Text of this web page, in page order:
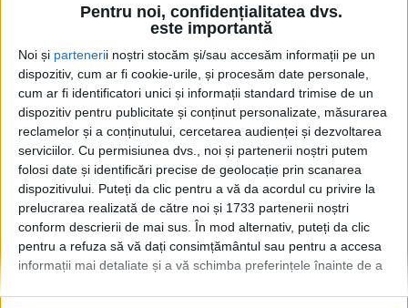
Pentru noi, confidențialitatea dvs.
este importantă
Noi și partenerii noștri stocăm și/sau accesăm informații pe un
dispozitiv, cum ar fi cookie-urile, și procesăm date personale,
cum ar fi identificatori unici și informații standard trimise de un
dispozitiv pentru publicitate și conținut personalizate, măsurarea
reclamelor și a conținutului, cercetarea audienței și dezvoltarea
serviciilor. Cu permisiunea dvs., noi și partenerii noștri putem
folosi date și identificări precise de geolocație prin scanarea
dispozitivului. Puteți da clic pentru a vă da acordul cu privire la
prelucrarea realizată de către noi și 1733 partenerii noștri
conform descrierii de mai sus. În mod alternativ, puteți da clic
pentru a refuza să vă dați consimțământul sau pentru a accesa
informații mai detaliate și a vă schimba preferințele înainte de a
Monumentul Eroilor
realizat de un preot din
Mălini. Elena Denisa
Roman, o elevă cu un talent
deosebit la pictură, a fost
premiată de primarul
Neculai Perju (FOTO)
1 AUGUST, 2023